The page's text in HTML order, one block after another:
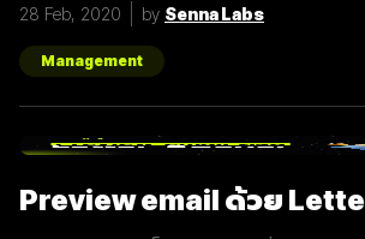
28 Feb, 2020 by Senna Labs
Management
Preview email ด้วย